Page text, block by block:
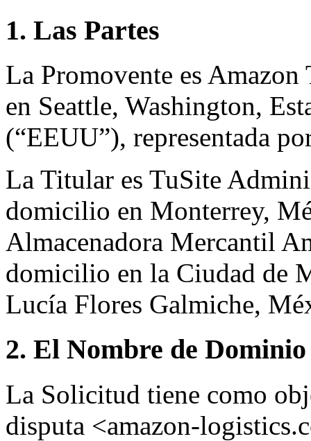
1. Las Partes
La Promovente es
en Seattle, Washington,
(“EEUU”), representada
La Titular es TuSite
domicilio en Monterrey,
Almacenadora Mercantil
domicilio en la Ciudad de
Lucía Flores Galmiche,
2. El Nombre de
La Solicitud tiene como
disputa <amazon-